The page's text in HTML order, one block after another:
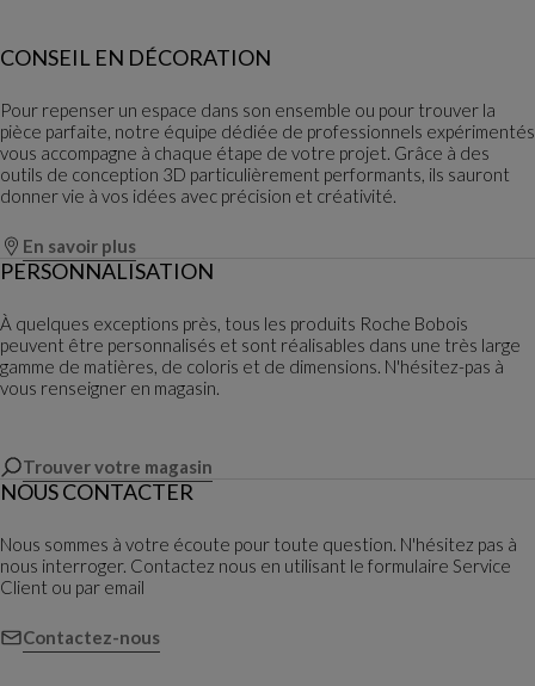
CONSEIL EN DÉCORATION
Pour repenser un espace dans son ensemble ou pour trouver la
pièce parfaite, notre équipe dédiée de professionnels expérimentés
vous accompagne à chaque étape de votre projet. Grâce à des
outils de conception 3D particulièrement performants, ils sauront
donner vie à vos idées avec précision et créativité.
En savoir plus
PERSONNALISATION
À quelques exceptions près, tous les produits Roche Bobois
peuvent être personnalisés et sont réalisables dans une très large
gamme de matières, de coloris et de dimensions. N'hésitez-pas à
vous renseigner en magasin.
Trouver votre magasin
NOUS CONTACTER
Nous sommes à votre écoute pour toute question. N'hésitez pas à
nous interroger. Contactez nous en utilisant le formulaire Service
Client ou par email
Contactez-nous